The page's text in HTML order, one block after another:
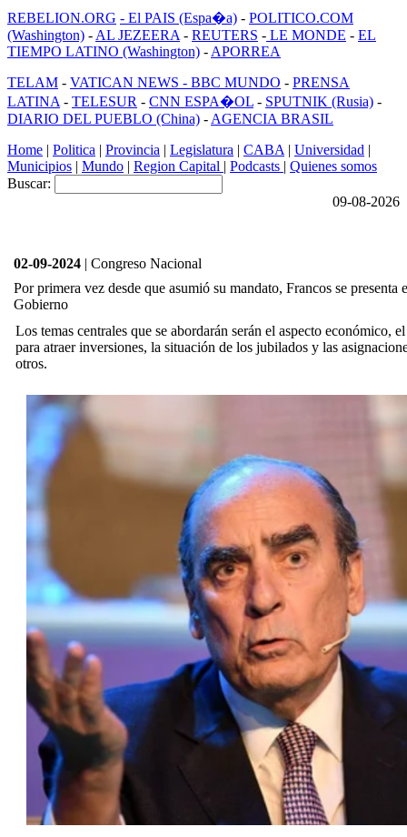
REBELION.ORG - El PAIS (Espa�a) - POLITICO.COM
(Washington) - AL JEZEERA - REUTERS - LE MONDE - EL
TIEMPO LATINO (Washington) - APORREA
TELAM - VATICAN NEWS - BBC MUNDO - PRENSA
LATINA - TELESUR - CNN ESPA�OL - SPUTNIK (Rusia) -
DIARIO DEL PUEBLO (China) - AGENCIA BRASIL
Home | Politica | Provincia | Legislatura | CABA | Universidad |
Municipios | Mundo | Region Capital | Podcasts | Quienes somos
Buscar:
09-08-2026
02-09-2024 | Congreso Nacional
Por primera vez desde que asumió su mandato, Francos se presenta
Gobierno
Los temas centrales que se abordarán serán el aspecto económico,
para atraer inversiones, la situación de los jubilados y las
otros.